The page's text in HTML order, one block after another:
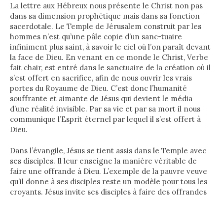
La lettre aux Hébreux nous présente le Christ non pas
dans sa dimension prophétique mais dans sa fonction
sacerdotale. Le Temple de Jérusalem construit par les
hommes n’est qu’une pâle copie d’un sanc-tuaire
infiniment plus saint, à savoir le ciel où l’on paraît devant
la face de Dieu. En venant en ce monde le Christ, Verbe
fait chair, est entré dans le sanctuaire de la création où il
s’est offert en sacrifice, afin de nous ouvrir les vrais
portes du Royaume de Dieu. C’est donc l’humanité
souffrante et aimante de Jésus qui devient le média
d’une réalité invisible. Par sa vie et par sa mort il nous
communique l’Esprit éternel par lequel il s’est offert à
Dieu.
Dans l’évangile, Jésus se tient assis dans le Temple avec
ses disciples. Il leur enseigne la manière véritable de
faire une offrande à Dieu. L’exemple de la pauvre veuve
qu’il donne à ses disciples reste un modèle pour tous les
croyants. Jésus invite ses disciples à faire des offrandes